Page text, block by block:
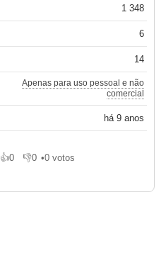
1 348
6
14
Apenas para uso pessoal e não
comercial
há 9 anos
👍0
Gosto 👎0
Não gosto
•0 votos